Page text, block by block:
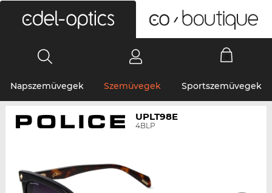
Napszemüvegek Szemüvegek Sportszemüvegek
UPLT98E
4BLP